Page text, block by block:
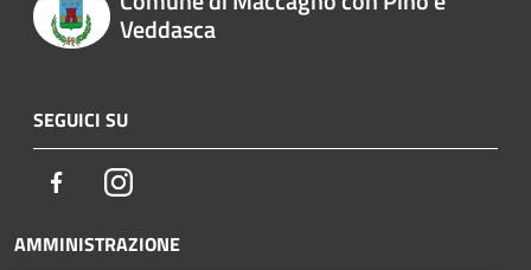
Veddasca
SEGUICI SU
FacebookInstagram
AMMINISTRAZIONE